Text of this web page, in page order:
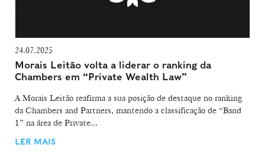
24.07.2025
Morais Leitão volta a liderar o ranking da
Chambers em “Private Wealth Law”
A Morais Leitão reafirma a sua posição de destaque no ranking
da Chambers and Partners, mantendo a classificação de “Band
1” na área de Private...
LER MAIS